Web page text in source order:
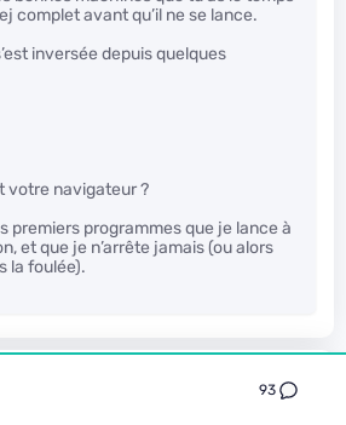
93
complet avant qu’il ne se lance.
inversée depuis quelques
votre navigateur ?
premiers programmes que je lance à
et que je n’arrête jamais (ou alors
la foulée).